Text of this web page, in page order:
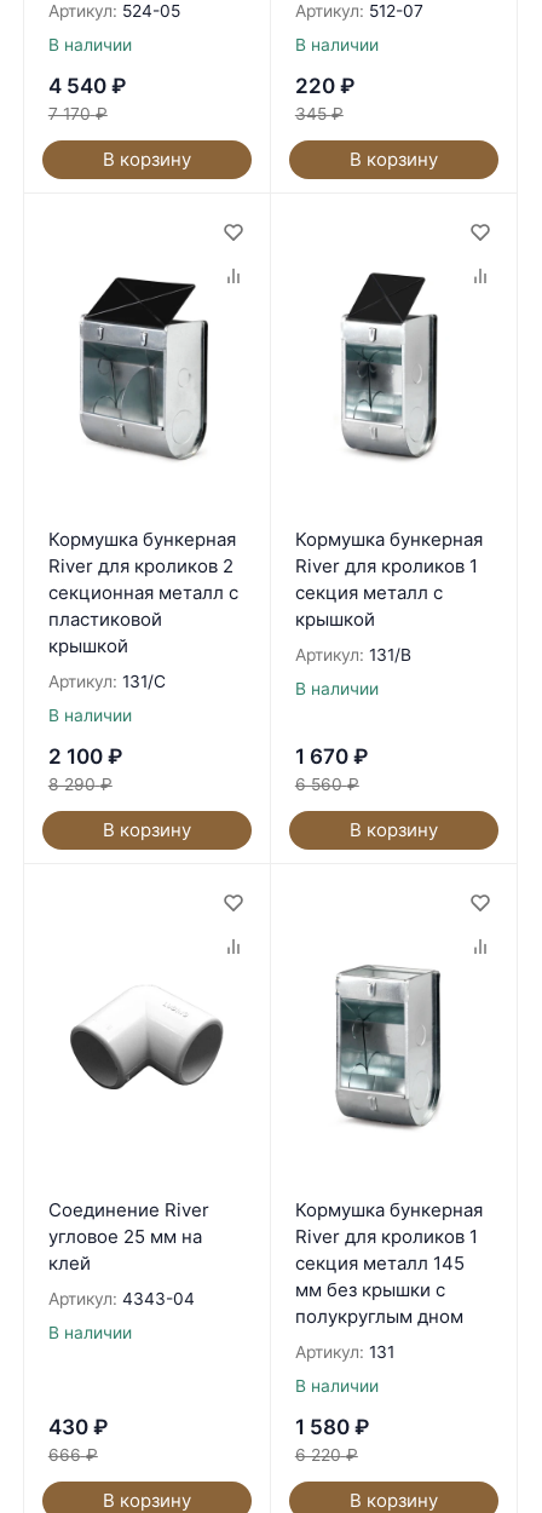
Артикул: 524-05
В наличии
4 540 ₽
7 170 ₽
В корзину
Артикул: 512-07
В наличии
220 ₽
345 ₽
В корзину
Кормушка бункерная
River для кроликов 2
секционная металл с
пластиковой
крышкой
Артикул: 131/C
В наличии
2 100 ₽
8 290 ₽
В корзину
Кормушка бункерная
River для кроликов 1
секция металл с
крышкой
Артикул: 131/B
В наличии
1 670 ₽
6 560 ₽
В корзину
Соединение River
угловое 25 мм на
клей
Артикул: 4343-04
В наличии
430 ₽
666 ₽
В корзину
Кормушка бункерная
River для кроликов 1
секция металл 145
мм без крышки с
полукруглым дном
Артикул: 131
В наличии
1 580 ₽
6 220 ₽
В корзину